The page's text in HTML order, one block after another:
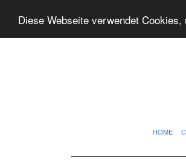
Diese Webseite verwendet
HOME